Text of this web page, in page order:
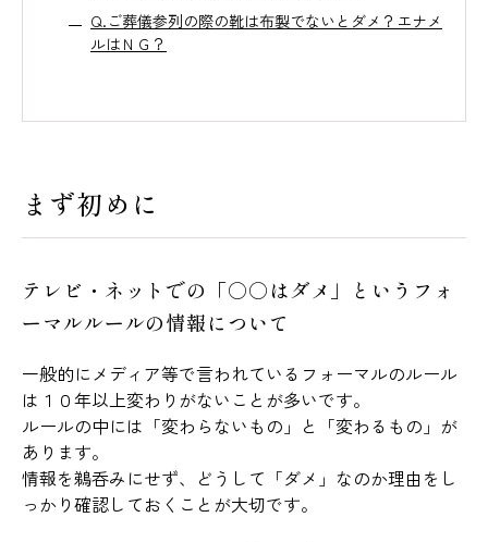
Q.ご葬儀参列の際の靴は布製でないとダメ？エナメ
ルはＮＧ？
まず初めに
テレビ・ネットでの「○○はダメ」というフォ
ーマルルールの情報について
一般的にメディア等で言われているフォーマルのルール
は１０年以上変わりがないことが多いです。
ルールの中には「変わらないもの」と「変わるもの」が
あります。
情報を鵜呑みにせず、どうして「ダメ」なのか理由をし
っかり確認しておくことが大切です。